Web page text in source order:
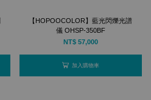
【HOPOOCOLOR】藍光閃爍光譜
儀 OHSP-350BF
NT$ 57,000
加入購物車